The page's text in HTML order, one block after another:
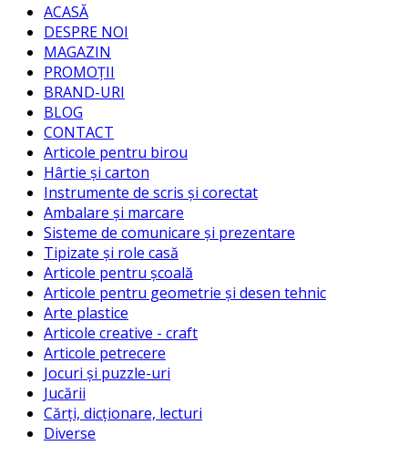
ACASĂ
DESPRE NOI
MAGAZIN
PROMOȚII
BRAND-URI
BLOG
CONTACT
Articole pentru birou
Hârtie și carton
Instrumente de scris și corectat
Ambalare și marcare
Sisteme de comunicare și prezentare
Tipizate și role casă
Articole pentru școală
Articole pentru geometrie și desen tehnic
Arte plastice
Articole creative - craft
Articole petrecere
Jocuri și puzzle-uri
Jucării
Cărți, dicționare, lecturi
Diverse